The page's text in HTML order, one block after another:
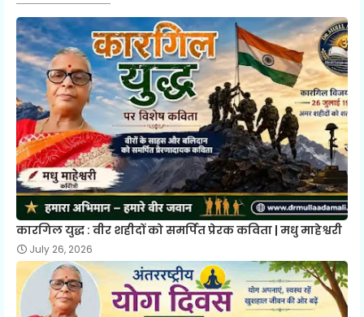
कारगिल युद्ध : वीर शहीदों को समर्पित प्रेरक कविता | मधु माहेश्वरी
July 26, 2026